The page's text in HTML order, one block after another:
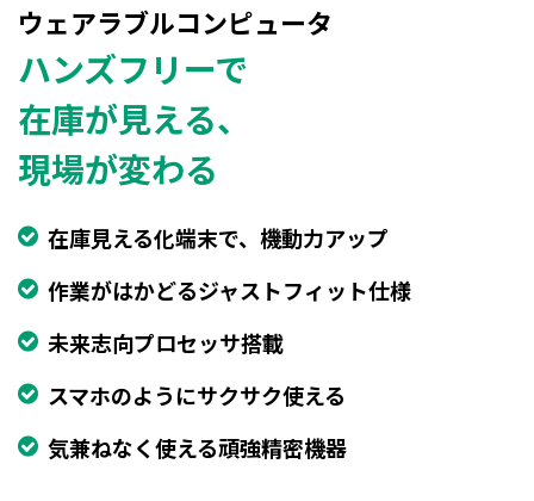
ウェアラブルコンピュータ
ハンズフリーで
在庫が見える、
現場が変わる
在庫見える化端末で、機動力アップ
作業がはかどるジャストフィット仕様
未来志向プロセッサ搭載
スマホのようにサクサク使える
気兼ねなく使える頑強精密機器